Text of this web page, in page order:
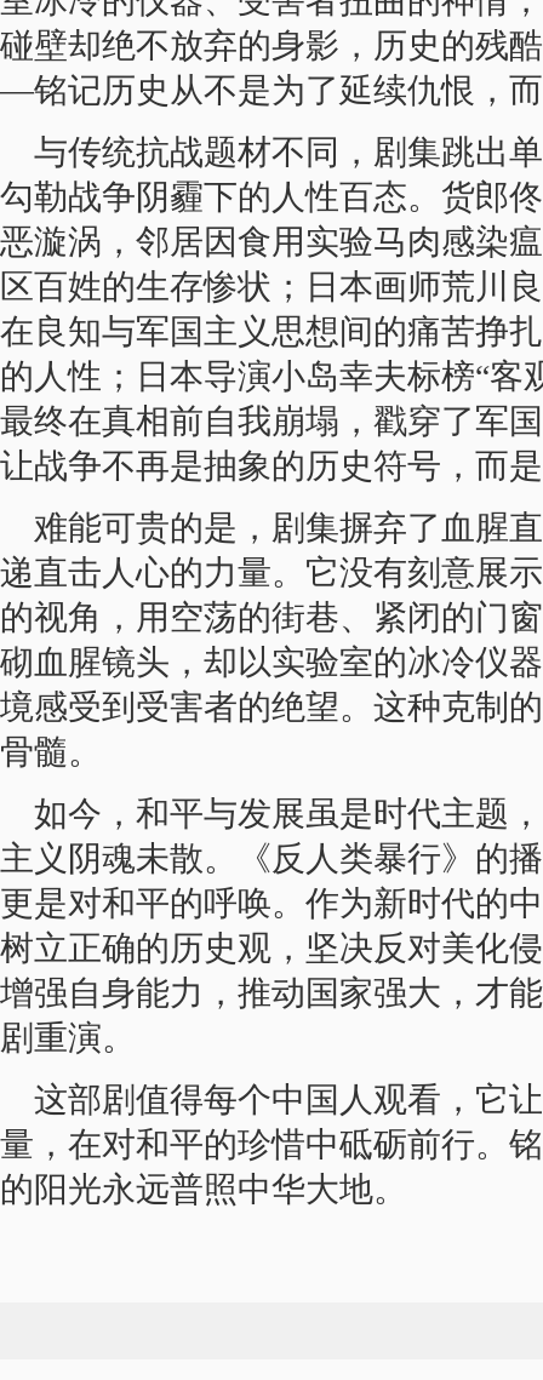
碰壁却绝不放弃的身影，历史的残
—铭记历史从不是为了延续仇恨，
与传统抗战题材不同，剧集跳出
勾勒战争阴霾下的人性百态。货郎
恶漩涡，邻居因食用实验马肉感染
区百姓的生存惨状；日本画师荒川
在良知与军国主义思想间的痛苦挣
的人性；日本导演小岛幸夫标榜“客
最终在真相前自我崩塌，戳穿了军
让战争不再是抽象的历史符号，而
难能可贵的是，剧集摒弃了血腥
递直击人心的力量。它没有刻意展
的视角，用空荡的街巷、紧闭的门
砌血腥镜头，却以实验室的冰冷仪
境感受到受害者的绝望。这种克制
骨髓。
如今，和平与发展虽是时代主题
主义阴魂未散。《反人类暴行》的
更是对和平的呼唤。作为新时代的
树立正确的历史观，坚决反对美化
增强自身能力，推动国家强大，才
剧重演。
这部剧值得每个中国人观看，它
量，在对和平的珍惜中砥砺前行。
的阳光永远普照中华大地。